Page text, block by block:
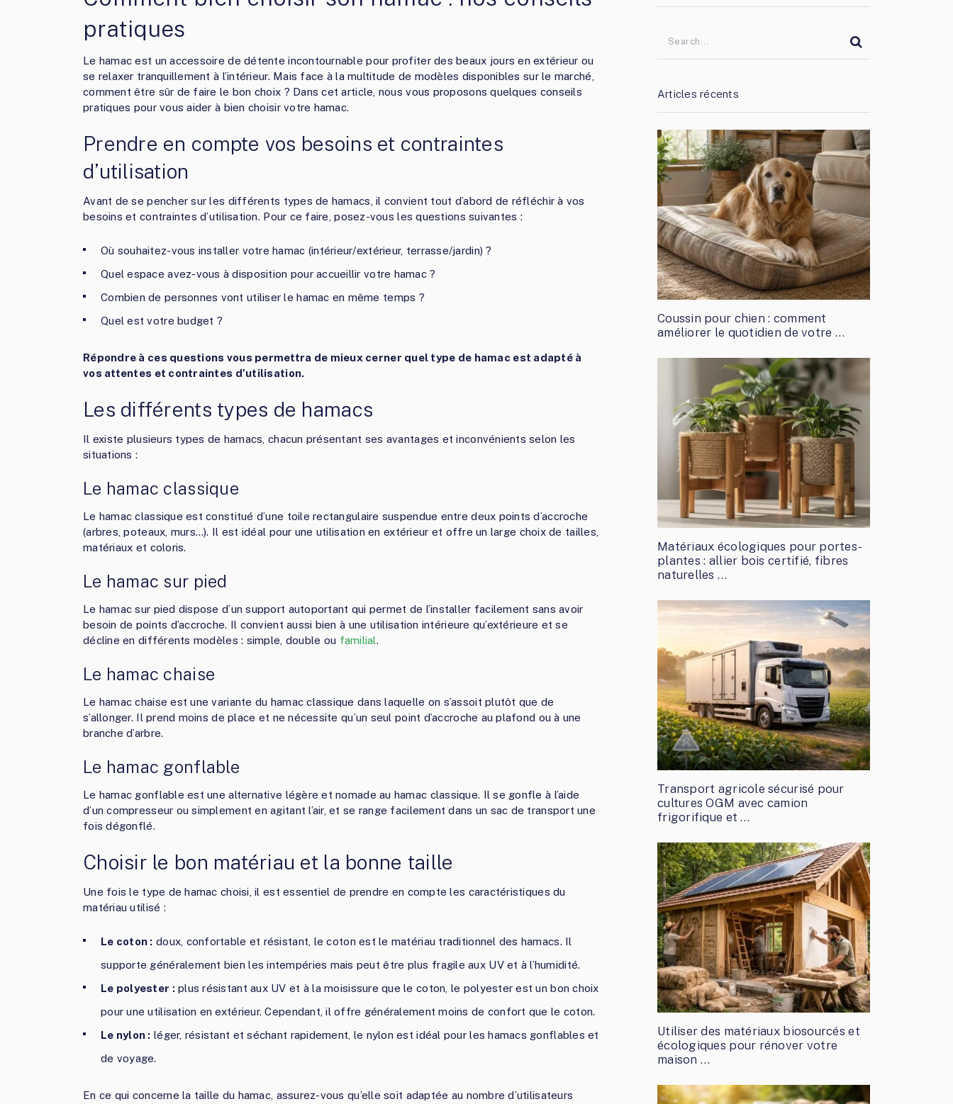
pratiques
Le hamac est un accessoire de détente incontournable pour profiter des beaux jours en extérieur ou
se relaxer tranquillement à l’intérieur. Mais face à la multitude de modèles disponibles sur le marché,
comment être sûr de faire le bon choix ? Dans cet article, nous vous proposons quelques conseils
pratiques pour vous aider à bien choisir votre hamac.
Prendre en compte vos besoins et contraintes
d’utilisation
Avant de se pencher sur les différents types de hamacs, il convient tout d’abord de réfléchir à vos
besoins et contraintes d’utilisation. Pour ce faire, posez-vous les questions suivantes :
Où souhaitez-vous installer votre hamac (intérieur/extérieur, terrasse/jardin) ?
Quel espace avez-vous à disposition pour accueillir votre hamac ?
Combien de personnes vont utiliser le hamac en même temps ?
Quel est votre budget ?
Répondre à ces questions vous permettra de mieux cerner quel type de hamac est adapté à
vos attentes et contraintes d’utilisation.
Les différents types de hamacs
Il existe plusieurs types de hamacs, chacun présentant ses avantages et inconvénients selon les
situations :
Le hamac classique
Le hamac classique est constitué d’une toile rectangulaire suspendue entre deux points d’accroche
(arbres, poteaux, murs…). Il est idéal pour une utilisation en extérieur et offre un large choix de tailles,
matériaux et coloris.
Le hamac sur pied
Le hamac sur pied dispose d’un support autoportant qui permet de l’installer facilement sans avoir
besoin de points d’accroche. Il convient aussi bien à une utilisation intérieure qu’extérieure et se
décline en différents modèles : simple, double ou familial.
Le hamac chaise
Le hamac chaise est une variante du hamac classique dans laquelle on s’assoit plutôt que de
s’allonger. Il prend moins de place et ne nécessite qu’un seul point d’accroche au plafond ou à une
branche d’arbre.
Le hamac gonflable
Le hamac gonflable est une alternative légère et nomade au hamac classique. Il se gonfle à l’aide
d’un compresseur ou simplement en agitant l’air, et se range facilement dans un sac de transport une
fois dégonflé.
Choisir le bon matériau et la bonne taille
Une fois le type de hamac choisi, il est essentiel de prendre en compte les caractéristiques du
matériau utilisé :
Le coton : doux, confortable et résistant, le coton est le matériau traditionnel des hamacs. Il
supporte généralement bien les intempéries mais peut être plus fragile aux UV et à l’humidité.
Le polyester :plus résistant aux UV et à la moisissure que le coton, le polyester est un bon choix
pour une utilisation en extérieur. Cependant, il offre généralement moins de confort que le coton.
Le nylon : léger, résistant et séchant rapidement, le nylon est idéal pour les hamacs gonflables et
de voyage.
En ce qui concerne la taille du hamac, assurez-vous qu’elle soit adaptée au nombre d’utilisateurs
Articles récents
Coussin pour chien : comment
améliorer le quotidien de votre …
Matériaux écologiques pour portes-
plantes : allier bois certifié, fibres
naturelles …
Transport agricole sécurisé pour
cultures OGM avec camion
frigorifique et …
Utiliser des matériaux biosourcés et
écologiques pour rénover votre
maison …